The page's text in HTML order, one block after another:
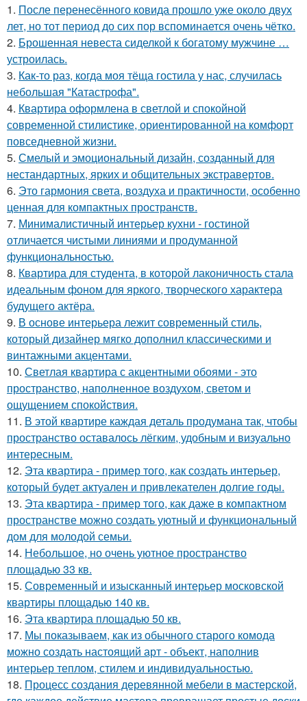
1. После перенесённого ковида прошло уже около двух
лет, но тот период до сих пор вспоминается очень чётко.
2. Брошенная невеста сиделкой к богатому мужчине …
устроилась.
3. Как-то раз, когда моя тёща гостила у нас, случилась
небольшая "Катастрофа".
4. Квартира оформлена в светлой и спокойной
современной стилистике, ориентированной на комфорт
повседневной жизни.
5. Смелый и эмоциональный дизайн, созданный для
нестандартных, ярких и общительных экстравертов.
6. Это гармония света, воздуха и практичности, особенно
ценная для компактных пространств.
7. Минималистичный интерьер кухни - гостиной
отличается чистыми линиями и продуманной
функциональностью.
8. Квартира для студента, в которой лаконичность стала
идеальным фоном для яркого, творческого характера
будущего актёра.
9. В основе интерьера лежит современный стиль,
который дизайнер мягко дополнил классическими и
винтажными акцентами.
10. Светлая квартира с акцентными обоями - это
пространство, наполненное воздухом, светом и
ощущением спокойствия.
11. В этой квартире каждая деталь продумана так, чтобы
пространство оставалось лёгким, удобным и визуально
интересным.
12. Эта квартира - пример того, как создать интерьер,
который будет актуален и привлекателен долгие годы.
13. Эта квартира - пример того, как даже в компактном
пространстве можно создать уютный и функциональный
дом для молодой семьи.
14. Небольшое, но очень уютное пространство
площадью 33 кв.
15. Современный и изысканный интерьер московской
квартиры площадью 140 кв.
16. Эта квартира площадью 50 кв.
17. Мы показываем, как из обычного старого комода
можно создать настоящий арт - объект, наполнив
интерьер теплом, стилем и индивидуальностью.
18. Процесс создания деревянной мебели в мастерской,